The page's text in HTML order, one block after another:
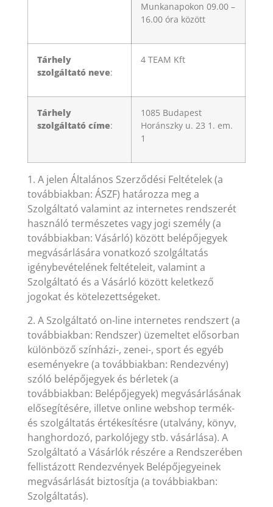
Munkanapokon 09.00 –
16.00 óra között
Tárhely
szolgáltató neve:
4 TEAM Kft
Tárhely
szolgáltató címe:
1085 Budapest
Horánszky u. 23 1. em.
1
1. A jelen Általános Szerződési Feltételek (a
továbbiakban: ÁSZF) határozza meg a
Szolgáltató valamint az internetes rendszerét
használó természetes vagy jogi személy (a
továbbiakban: Vásárló) között belépőjegyek
megvásárlására vonatkozó szolgáltatás
igénybevételének feltételeit, valamint a
Szolgáltató és a Vásárló között keletkező
jogokat és kötelezettségeket.
2. A Szolgáltató on-line internetes rendszert (a
továbbiakban: Rendszer) üzemeltet elősorban
különböző színházi-, zenei-, sport és egyéb
eseményekre (a továbbiakban: Rendezvény)
szóló belépőjegyek és bérletek (a
továbbiakban: Belépőjegyek) megvásárlásának
elősegítésére, illetve online webshop termék-
és szolgáltatás értékesítésre (utalvány, könyv,
hanghordozó, parkolójegy stb. vásárlása). A
Szolgáltató a Vásárlók részére a Rendszerében
fellistázott Rendezvények Belépőjegyeinek
megvásárlását biztosítja (a továbbiakban:
Szolgáltatás).